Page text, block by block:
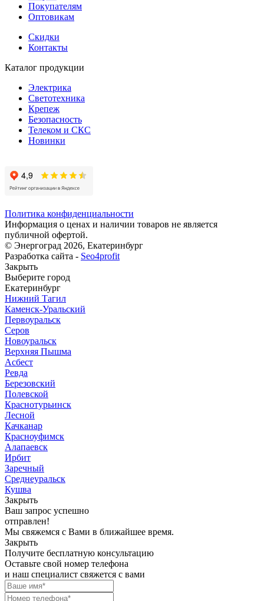
Покупателям
Оптовикам
Скидки
Контакты
Каталог продукции
Электрика
Светотехника
Крепеж
Безопасность
Телеком и СКС
Новинки
Политика конфиденциальности
Информация о ценах и наличии товаров не является
публичной офертой.
© Энергоград 2026, Екатеринбург
Разработка сайта - Seo4profit
Закрыть
Выберите город
Екатеринбург
Нижний Тагил
Каменск-Уральский
Первоуральск
Серов
Новоуральск
Верхняя Пышма
Асбест
Ревда
Березовский
Полевской
Краснотурьинск
Лесной
Качканар
Красноуфимск
Алапаевск
Ирбит
Заречный
Среднеуральск
Кушва
Закрыть
Ваш запрос успешно
отправлен!
Мы свяжемся с Вами в ближайшее время.
Закрыть
Получите бесплатную консультацию
Оставьте свой номер телефона
и наш специалист свяжется с вами